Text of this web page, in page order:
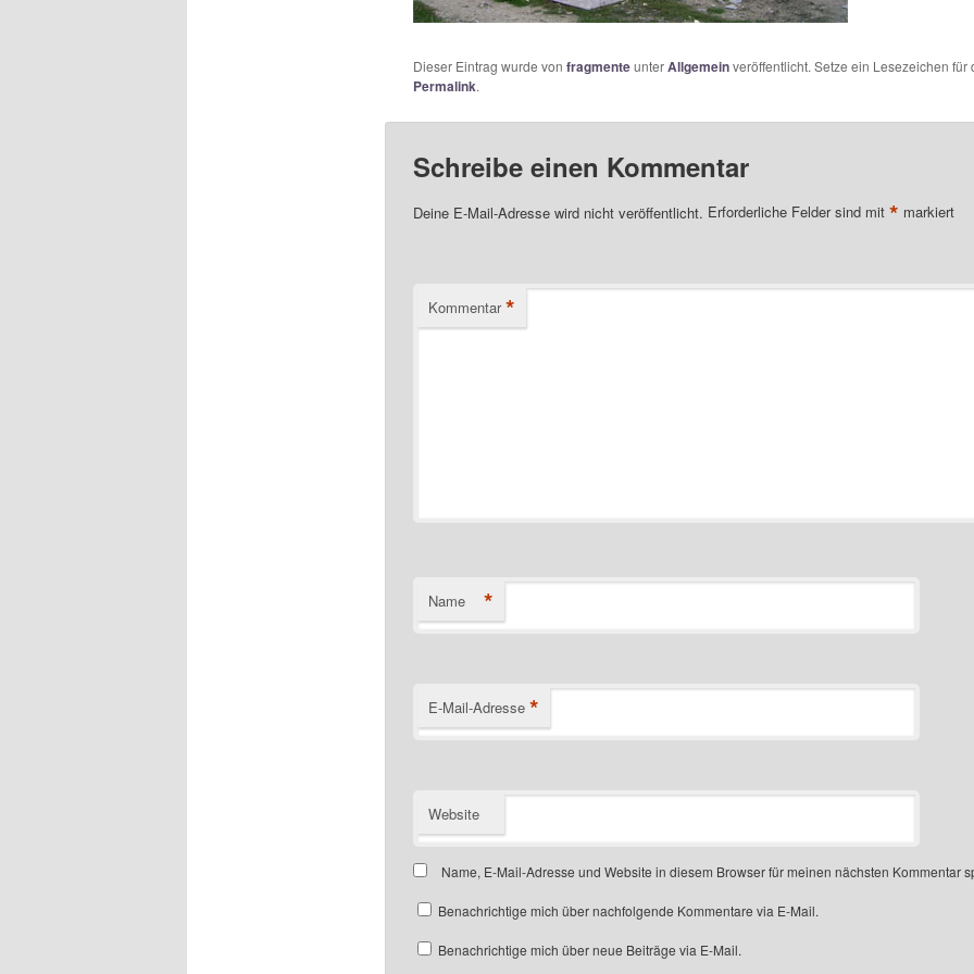
Dieser Eintrag wurde von fragmenteunterAllgemeinveröffentlicht. Setze ein Lesezeichen für
Permalink.
Schreibe einen Kommentar
Deine E-Mail-Adresse wird nicht veröffentlicht. Erforderliche Felder sind mit * markiert
Kommentar *
Name *
E-Mail-Adresse *
Website
Name, E-Mail-Adresse und Website in diesem Browser für meinen nächsten Kommentar
Benachrichtige mich über nachfolgende Kommentare via E-Mail.
Benachrichtige mich über neue Beiträge via E-Mail.